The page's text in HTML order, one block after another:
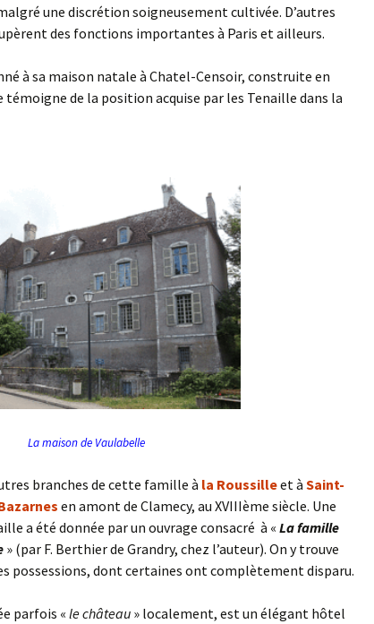
une discrétion soigneusement cultivée. D’autres
des fonctions importantes à Paris et ailleurs.
à sa maison natale à Chatel-Censoir, construite en
témoigne de la position acquise par les Tenaille dans la
La maison de Vaulabelle
branches de cette famille à la Roussilleet à Saint-
en amont de Clamecy, au XVIIIème siècle. Une
a été donnée par un ouvrage consacré à « La famille
» (par F. Berthier de Grandry, chez l’auteur). On y trouve
possessions, dont certaines ont complètement disparu.
parfois «le château » localement, est un élégant hôtel